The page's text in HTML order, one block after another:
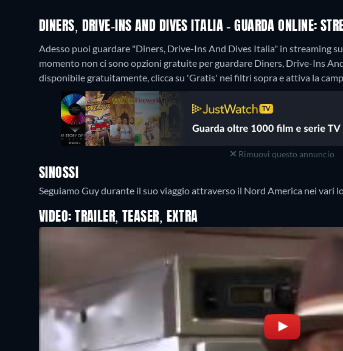
DINERS, DRIVE-INS AND DIVES ITALIA - GUARDA ONLINE:
Adesso puoi guardare "Diners, Drive-Ins And Dives Italia" in streaming
momento non ci sono opzioni gratuite per guardare Diners, Drive-Ins
disponibile gratuitamente, clicca su 'Gratis' nei filtri sopra e attiva la
Rimuovi questo annuncio
SINOSSI
Seguiamo Guy durante il suo viaggio attraverso il Nord America nei vari
VIDEO: TRAILER, TEASER, EXTRA